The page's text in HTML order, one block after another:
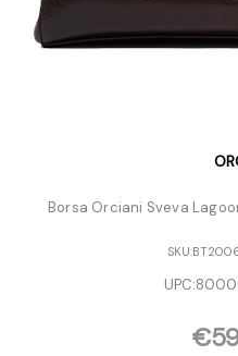
Borsa Orciani Sveva
SKU:
UPC: